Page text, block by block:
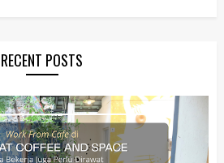
RECENT POSTS